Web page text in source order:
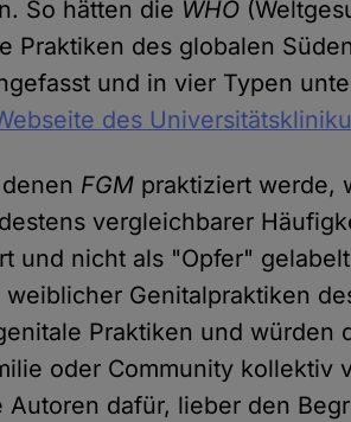
So hätten die WHO
Praktiken des globalen
und in vier Typen
des
FGM praktiziert werde,
vergleichbarer
und nicht als "Opfer"
Genitalpraktiken
Praktiken und würden
oder Community kollektiv
Autoren dafür, lieber den